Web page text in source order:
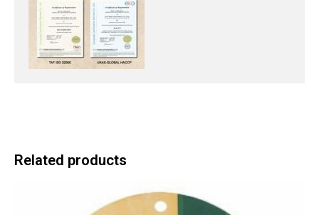
Related products